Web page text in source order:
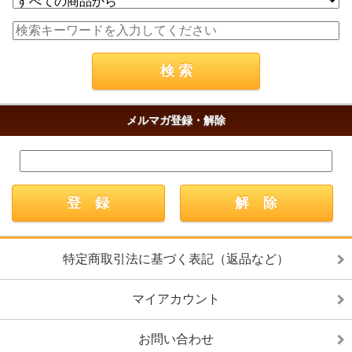
メルマガ登録・解除
特定商取引法に基づく表記（返品など）
マイアカウント
お問い合わせ